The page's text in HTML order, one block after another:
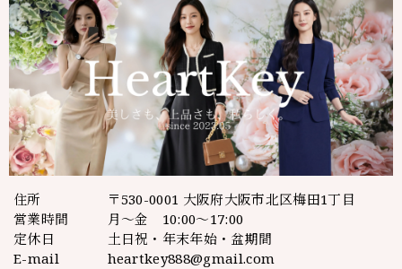
住所
〒530-0001 大阪府大阪市北区梅田1丁目
営業時間
月～金 10:00～17:00
定休日
土日祝・年末年始・盆期間
E-mail
heartkey888@gmail.com